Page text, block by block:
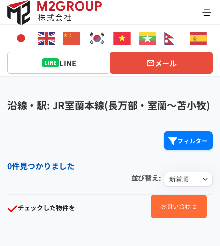
Bỏ
qua
dung
LINE LINE メール
沿線・駅: JR室蘭本線(長万部・室蘭～苫小牧)
フィルター
0件見つかりました
並び替え:
チェックした物件を お問い合わせ